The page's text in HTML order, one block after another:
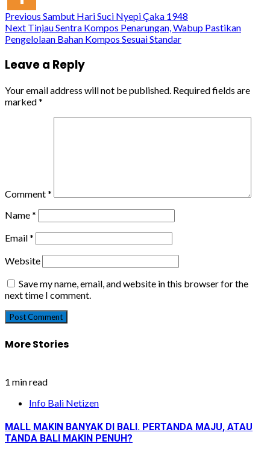
Continue
Reading
Previous Sambut Hari Suci Nyepi Çaka 1948
Next Tinjau Sentra Kompos Penarungan, Wabup Pastikan
Pengelolaan Bahan Kompos Sesuai Standar
Leave a Reply
Your email address will not be published. Required fields are
marked*
Comment*
Name*
Email*
Website
Save my name, email, and website in this browser for the
next time I comment.
More Stories
1 min read
Info Bali Netizen
MALL MAKIN BANYAK DI BALI. PERTANDA MAJU, ATAU
TANDA BALI MAKIN PENUH?